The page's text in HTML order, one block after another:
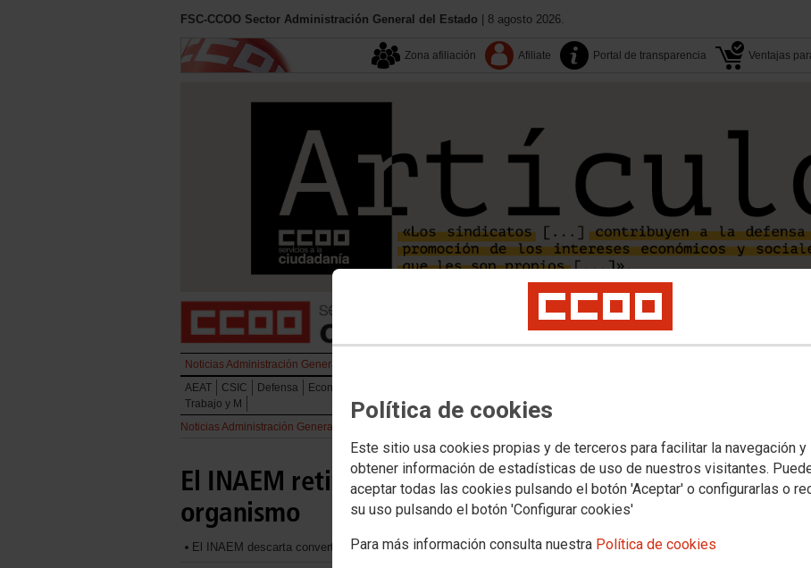
Política de cookies
Este sitio usa cookies propias y de terceros para facilitar la navegación y
obtener información de estadísticas de uso de nuestros visitantes.
aceptar todas las cookies pulsando el botón 'Aceptar' o configurarlas o
su uso pulsando el botón 'Configurar cookies'
Para más información consulta nuestra Política de cookies
FSC-CCOO Sector Administración General del Estado | 8 agosto 2026.
Zona afiliación Afiliate Portal de transparencia Ventajas
Aquí estamos
Noticias Administración General del Estado
AEAT
CSIC Defensa Economía y Hacienda
Trabajo y M
Noticias Administración General del Estado
El INAEM retira la opción de E.P.E. en el
organismo
El INAEM descarta convertirse en Entidad Pública Empresarial y mantendrá su forma jurídica actual